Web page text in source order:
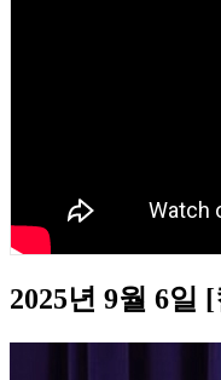
2025년 9월 6일